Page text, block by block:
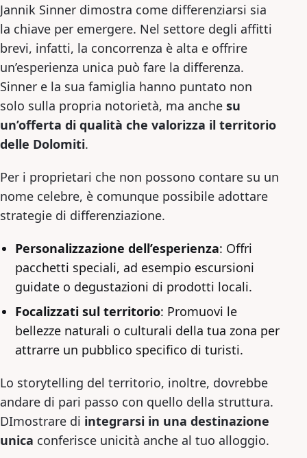
Jannik Sinner dimostra come differenziarsi sia
la chiave per emergere. Nel settore degli affitti
brevi, infatti, la concorrenza è alta e offrire
un’esperienza unica può fare la differenza.
Sinner e la sua famiglia hanno puntato non
solo sulla propria notorietà, ma anche su
un’offerta di qualità che valorizza il territorio
delle Dolomiti.
Per i proprietari che non possono contare su un
nome celebre, è comunque possibile adottare
strategie di differenziazione.
Personalizzazione dell’esperienza: Offri
pacchetti speciali, ad esempio escursioni
guidate o degustazioni di prodotti locali.
Focalizzati sul territorio: Promuovi le
bellezze naturali o culturali della tua zona per
attrarre un pubblico specifico di turisti.
Lo storytelling del territorio, inoltre, dovrebbe
andare di pari passo con quello della struttura.
DImostrare di integrarsi in una destinazione
unica conferisce unicità anche al tuo alloggio.